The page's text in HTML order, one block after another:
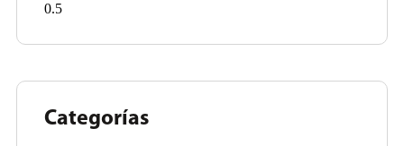
Categorías